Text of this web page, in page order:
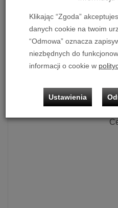
dostawcy.
Powiadom o
Klikając “Zgoda”
danych cookie na twoim
“Odmowa” oznacza
niezbędnych do
informacji o cookie w
Ustawienia